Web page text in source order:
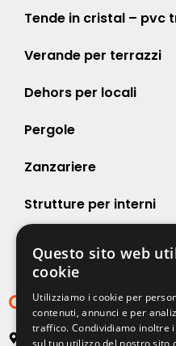
Tende in cristal – pvc
Verande per terrazzi
Dehors per locali
Pergole
Zanzariere
Strutture per interni
Contatti
Via Emilia, 13 20090
Questo sito web
cookie
Utilizziamo i cookie per
contenuti, annunci e per
traffico. Condividiamo inoltre
sul tuo utilizzo del nostro sito